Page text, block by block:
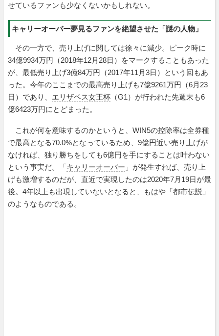
せているファンも少なくないかもしれない。
キャリーオーバー夢見るファンを絶望させた「謎の人物」
その一方で、売り上げに関しては徐々に減少。ピーク時に
34億9934万円（2018年12月28日）をマークすることもあった
が、最低売り上げ3億84万円（2017年11月3日）という回もあ
った。今年のここまでの最高売り上げも7億9261万円（6月23
日）であり、 エリザベス女王杯 （G1）が行われた先週末も6
億6423万円にとどまった。
これが何を意味するのかというと、WIN5の控除率は全券種
で最高となる70.0%となっているため、9億円近い売り上げが
なければ、独り勝ちをしても6億円を手にすることは叶わない
という事実だ。「キャリーオーバー 」が発生すれば、売り上
げも激増するのだが、直近で実現したのは2020年7月19日が最
後。4年以上も出現していないとなると、もはや「都市伝説」
のようなものである。